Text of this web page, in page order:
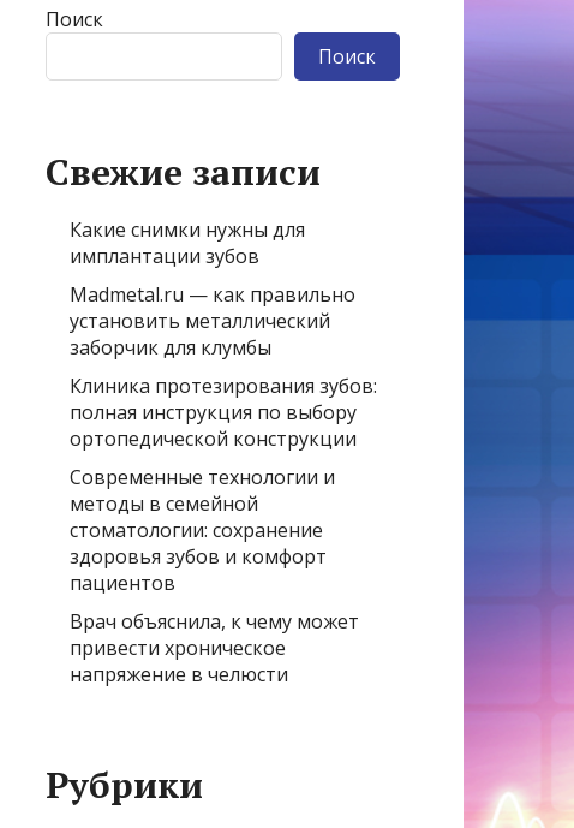
Поиск
Поиск
Свежие записи
Какие снимки нужны для
имплантации зубов
Madmetal.ru — как правильно
установить металлический
заборчик для клумбы
Клиника протезирования зубов:
полная инструкция по выбору
ортопедической конструкции
Современные технологии и
методы в семейной
стоматологии: сохранение
здоровья зубов и комфорт
пациентов
Врач объяснила, к чему может
привести хроническое
напряжение в челюсти
Рубрики